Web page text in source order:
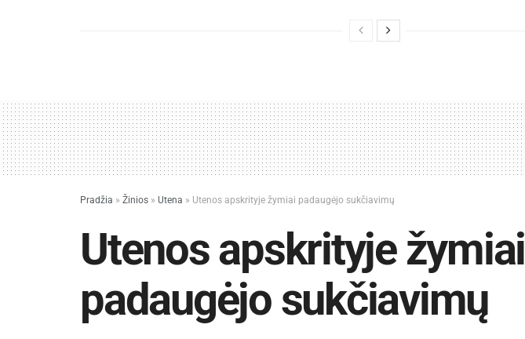
Pradžia » Žinios » Utena » Utenos apskrityje žymiai padaugėjo sukčiavimų
Utenos apskrityje žymiai
padaugėjo sukčiavimų